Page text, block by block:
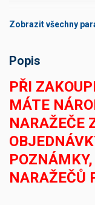
Délka chladicích
Příkon
Jmenovitý proud
Napětí
Počet kohoutů
Průměr chladící
Popis
PŘI
MÁTE
NARAŽEČE